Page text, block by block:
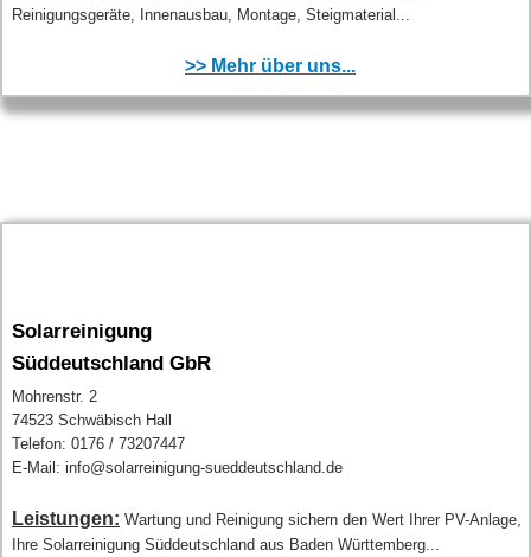
Reinigungsgeräte, Innenausbau, Montage, Steigmaterial...
>> Mehr über uns...
Solarreinigung
Süddeutschland GbR
Mohrenstr. 2
74523 Schwäbisch Hall
Telefon: 0176 / 73207447
E-Mail: info@solarreinigung-sueddeutschland.de
Leistungen: Wartung und Reinigung sichern den Wert Ihrer PV-Anlage,
Ihre Solarreinigung Süddeutschland aus Baden Württemberg...